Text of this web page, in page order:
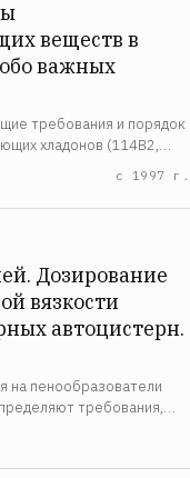
веществ в
важных
требования и порядок
хладонов (114В2,
газовогос 1997 г.
Дозирование
вязкости
автоцистерн.
на пенообразователи
требования,
насосными